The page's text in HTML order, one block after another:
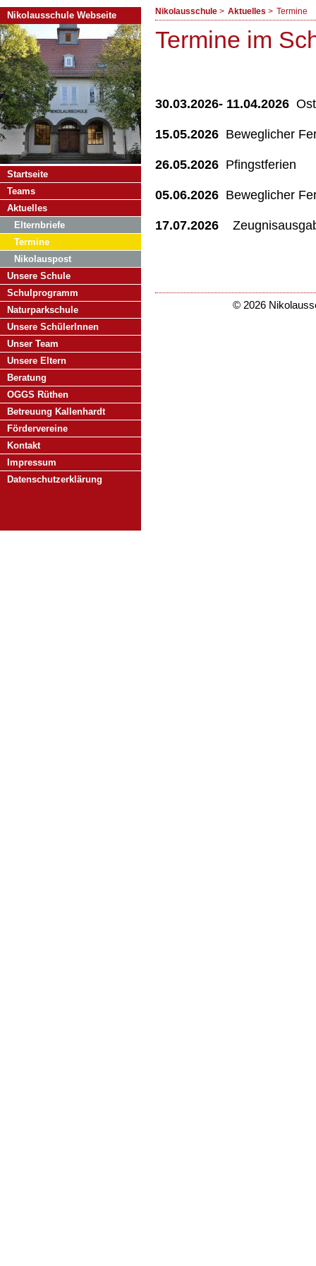
Nikolausschule Aktuelles Termine
Termine im
30.03.2026- 11.04.2026
15.05.2026 Beweglicher
26.05.2026 Pfingstferien
05.06.2026 Beweglicher
17.07.2026
© 2026
Nikolausschule Webseite
Navigation
überspringen
Startseite
Teams
Aktuelles
Elternbriefe
Termine
Nikolauspost
Unsere Schule
Schulprogramm
Naturparkschule
Unsere SchülerInnen
Unser Team
Unsere Eltern
Beratung
OGGS Rüthen
Betreuung Kallenhardt
Fördervereine
Kontakt
Impressum
Datenschutzerklärung